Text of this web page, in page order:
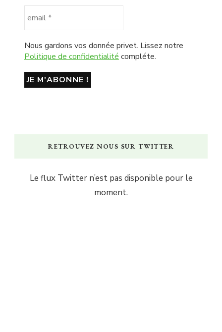
Nous gardons vos donnée privet. Lissez notre
Politique de confidentialité compléte.
RETROUVEZ NOUS SUR TWITTER
Le flux Twitter n’est pas disponible pour le
moment.